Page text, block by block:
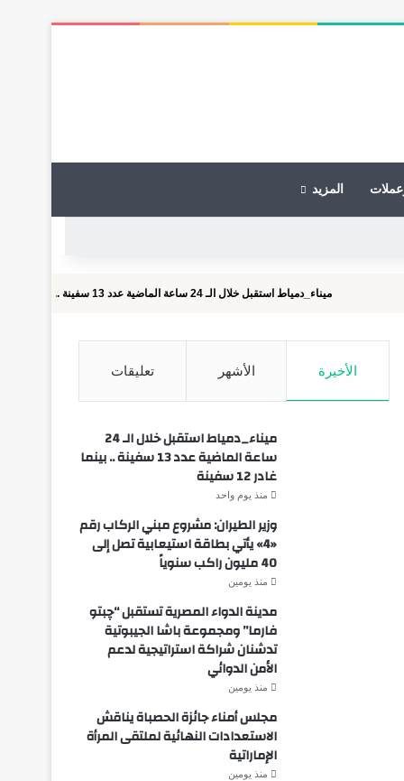
المزيد
ميناء_دمياط استقبل خلال الـ 24 ساعة الماضية عدد 13 سفينة .. بينما غادر 12 سفينة
الأخيرة الأشهر تعليقات
ميناء_دمياط استقبل خلال الـ 24
ساعة الماضية عدد 13 سفينة .. بينما
غادر 12 سفينة
منذ يوم واحد
وزير الطيران: مشروع مبني الركاب رقم
«4» يأتي بطاقة استيعابية تصل إلى
40 مليون راكب سنوياً
منذ يومين
مدينة الدواء المصرية تستقبل “چبتو
فارما” ومجموعة باشا الجيبوتية
تدشنان شراكة استراتيجية لدعم
الأمن الدوائي
منذ يومين
مجلس أمناء جائزة الحصباة يناقش
الاستعدادات النهائية لملتقى المرأة
الإماراتية
منذ يومين